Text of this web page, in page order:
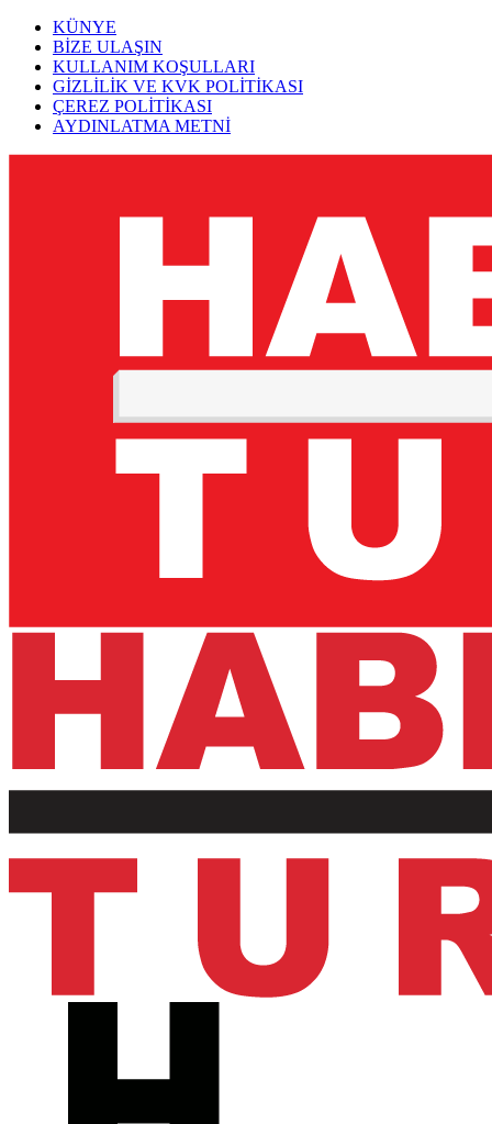
KÜNYE
BİZE ULAŞIN
KULLANIM KOŞULLARI
GİZLİLİK VE KVK POLİTİKASI
ÇEREZ POLİTİKASI
AYDINLATMA METNİ